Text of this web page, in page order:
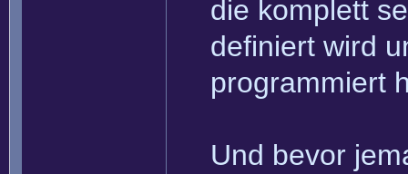
die komplett
definiert wird
programmiert
Und bevor